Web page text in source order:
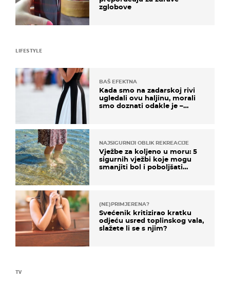
zglobove
TV
LIFESTYLE
BAŠ EFEKTNA
Kada smo na zadarskoj rivi
ugledali ovu haljinu, morali
smo doznati odakle je –
NAJSIGURNIJI OBLIK REKREACIJE
Vježbe za koljeno u moru: 5
sigurnih vježbi koje mogu
smanjiti bol i poboljšati
(NE)PRIMJERENA?
Svećenik kritizirao kratku
odjeću usred toplinskog vala,
slažete li se s njim?